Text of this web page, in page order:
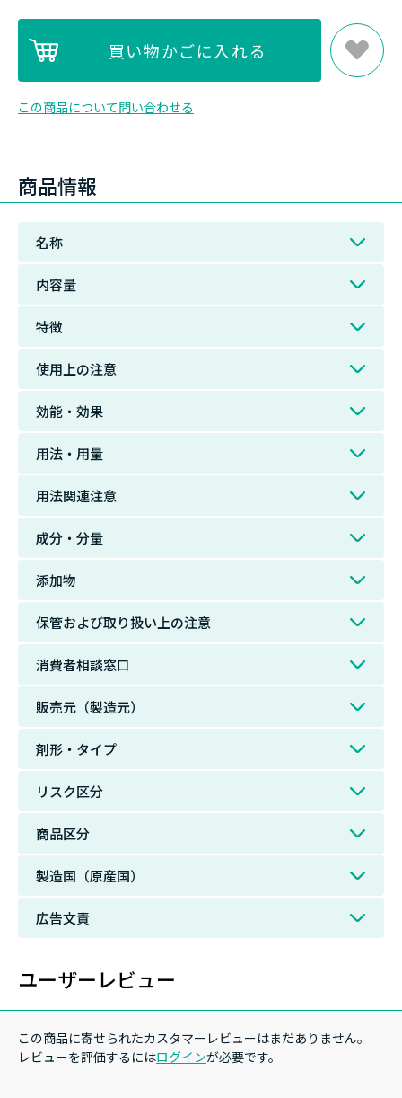
この商品について問い合わせる
商品情報
名称
内容量
特徴
使用上の注意
効能・効果
用法・用量
用法関連注意
成分・分量
添加物
保管および取り扱い上の注意
消費者相談窓口
販売元（製造元）
剤形・タイプ
リスク区分
商品区分
製造国（原産国）
広告文責
ユーザーレビュー
この商品に寄せられたカスタマーレビューはまだありません。
レビューを評価するにはログインが必要です。